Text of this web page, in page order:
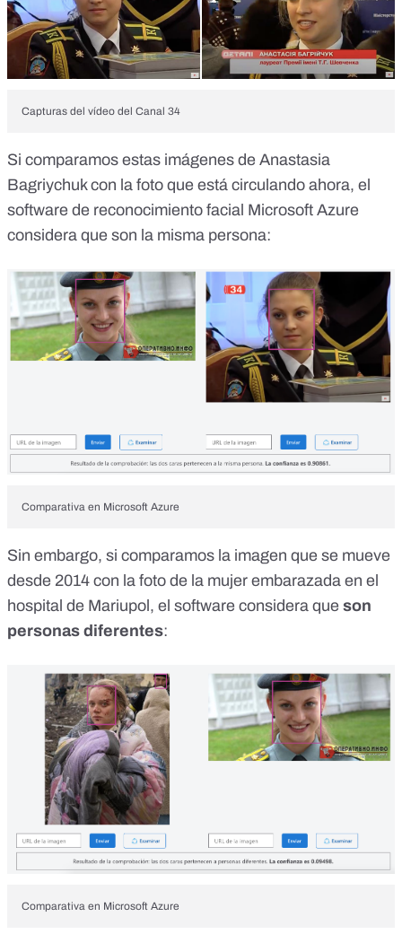
Capturas del vídeo del Canal 34
Si comparamos estas imágenes de Anastasia
Bagriychuk con la foto que está circulando ahora, el
software de reconocimiento facial Microsoft Azure
considera que son la misma persona:
Comparativa en Microsoft Azure
Sin embargo, si comparamos la imagen que se mueve
desde 2014 con la foto de la mujer embarazada en el
hospital de Mariupol, el software considera que son
personas diferentes:
Comparativa en Microsoft Azure